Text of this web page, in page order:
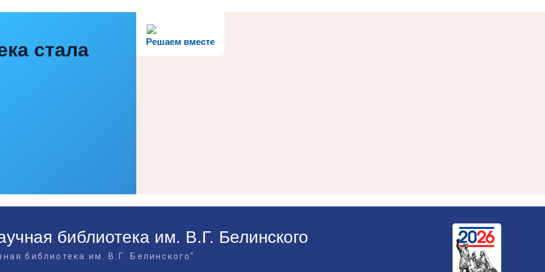
Решаем вместе
стала
библиотека им. В.Г. Белинского
библиотека им. В.Г. Белинского"